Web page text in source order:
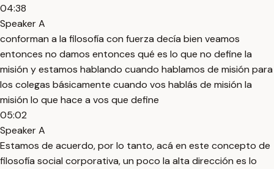
04:38
Speaker A
conforman a la filosofía con fuerza decía bien veamos
entonces no damos entonces qué es lo que no define la
misión y estamos hablando cuando hablamos de misión para
los colegas básicamente cuando vos hablás de misión la
misión lo que hace a vos que define
05:02
Speaker A
Estamos de acuerdo, por lo tanto, acá en este concepto de
filosofía social corporativa, un poco la alta dirección es lo